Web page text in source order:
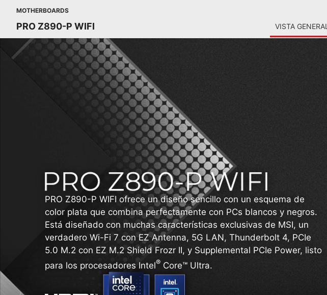
MOTHERBOARDS
PRO Z890-P WIFI VISTA GENERAL
PRO Z890-P WIFI ofrece un diseño sencillo con un esquema de
color plata que combina perfectamente con PCs blancos y negros.
Está diseñado con muchas características exclusivas de MSI, un
verdadero Wi-Fi 7 con EZ Antenna, 5G LAN, Thunderbolt 4, PCIe
5.0 M.2 con EZ M.2 Shield Frozr II, y Supplemental PCIe Power, listo
para los procesadores Intel®Core™ Ultra.